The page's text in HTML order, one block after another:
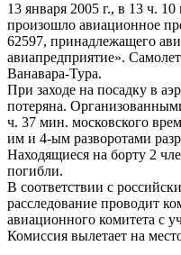
13 января 2005 г., в 13 ч.
произошло авиационное
62597, принадлежащего
авиапредприятие».
Ванавара-Тура.
При заходе на посадку в
потеряна.
ч. 37 мин. московского
им и 4-ым разворотами
Находящиеся на борту 2
погибли.
В соответствии с
расследование проводит
авиационного комитета с
Комиссия вылетает на